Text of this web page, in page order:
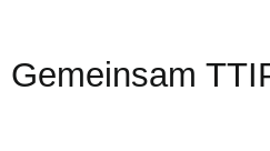
Gemeinsam